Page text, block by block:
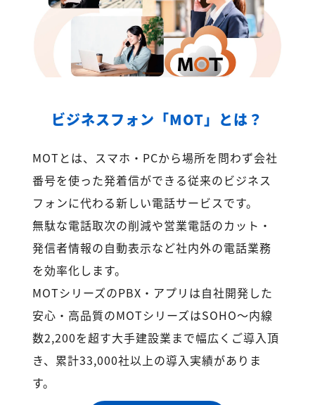
ビジネスフォン「MOT」とは？
MOTとは、スマホ・PCから場所を問わず会社
番号を使った発着信ができる従来のビジネス
フォンに代わる新しい電話サービスです。
無駄な電話取次の削減や営業電話のカット・
発信者情報の自動表示など社内外の電話業務
を効率化します。
MOTシリーズのPBX・アプリは自社開発した
安心・高品質のMOTシリーズはSOHO～内線
数2,200を超す大手建設業まで幅広くご導入頂
き、累計33,000社以上の導入実績がありま
す。